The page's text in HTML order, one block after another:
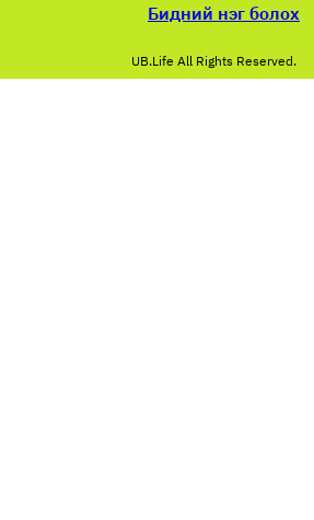
Бидний нэг болох
UB.Life All Rights Reserved.